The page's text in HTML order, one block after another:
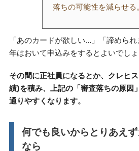
落ちの可能性を減らせる。
「あのカードが欲しい…」「諦めら
年はおいて申込みをするとよいでしょ
その間に正社員になるとか、クレヒ
績)を積み、上記の「審査落ちの原因
通りやすくなります。
何でも良いからとりあえ
なら